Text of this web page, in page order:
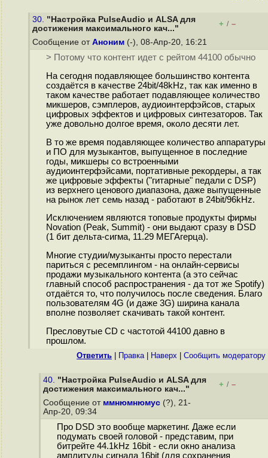
30. "Настройка PulseAudio и ALSA для
достижения максимального кач..."
+ / –
Сообщение от Аноним (-), 08-Апр-20, 16:21
> Потому что контент идет с рейтом 44100 обычно
На сегодня подавляющее большинство контента
создаётся в качестве 24bit/48kHz, так как именно в
таком качестве работает подавляющее количество
микшеров, сэмплеров, аудиоинтерфэйсов, старых
цифровых эффектов и цифровых синтезаторов. Так
уже довольно долгое время, около десяти лет.
В то же время подавляющее количество аппаратуры
и ПО для музыкантов, выпущенное в последние
годы, микшеры со встроенными
аудиоинтерфэйсами, портативные рекордеры, а так
же цифровые эффекты ("гитарные" педали с DSP)
из верхнего ценового диапазона, даже выпущенные
на рынок лет семь назад - работают в 24bit/96kHz.
Исключением являются топовые продукты фирмы
Novation (Peak, Summit) - они выдают сразу в DSD
(1 бит дельта-сигма, 11.29 МЕГАгерца).
Многие студии/музыканты просто перестали
париться с ресемплингом - на онлайн-сервисы
продажи музыкального контента (а это сейчас
главный способ распространения - да тот же Spotify)
отдаётся то, что получилось после сведения. Благо
пользователям 4G (и даже 3G) ширина канала
вполне позволяет скачивать такой контент.
Пресловутые CD с частотой 44100 давно в
прошлом.
Ответить Правка| Наверх Cообщить модератору
40. "Настройка PulseAudio и ALSA для
достижения максимального кач..."
+ / –
Сообщение от ммнюмнюмус (?), 21-
Апр-20, 09:34
Про DSD это вообще маркетинг. Даже если
подумать своей головой - представим, при
битрейте 44.1kHz 16bit - если окно анализа
амплитуды сигнала 16bit (для сохранения